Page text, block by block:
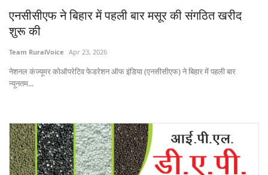
Events
Agribusiness
Agritech
International
Rural Dialogue
एनसीसीएफ ने बिहार में पहली बार मसूर की संगठित खरीद
शुरू की
Team RuralVoice Apr 23, 2026
नेशनल कंज्यूमर कोऑपरेटिव फेडरेशन ऑफ इंडिया (एनसीसीएफ) ने बिहार में पहली बार
न्यूनतम...